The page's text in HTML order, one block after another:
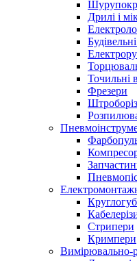
Дрилі і
Точильні
Фрезери
Стрипери
Кримпери
Вимірювально-